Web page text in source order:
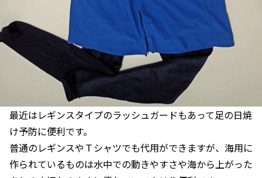
最近はレギンスタイプのラッシュガードもあって足の日焼
け予防に便利です。
普通のレギンスやＴシャツでも代用ができますが、海用に
作られているものは水中での動きやすさや海から上がった